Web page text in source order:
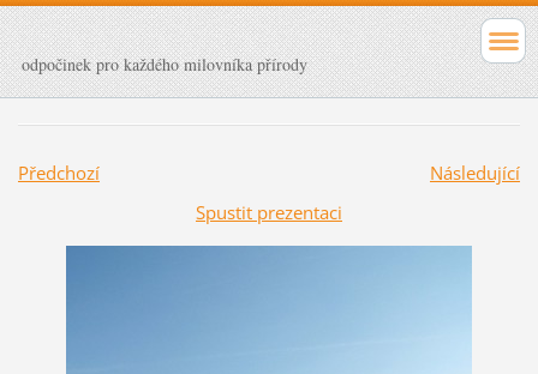
odpočinek pro každého milovníka přírody
Předchozí
Následující
Spustit prezentaci